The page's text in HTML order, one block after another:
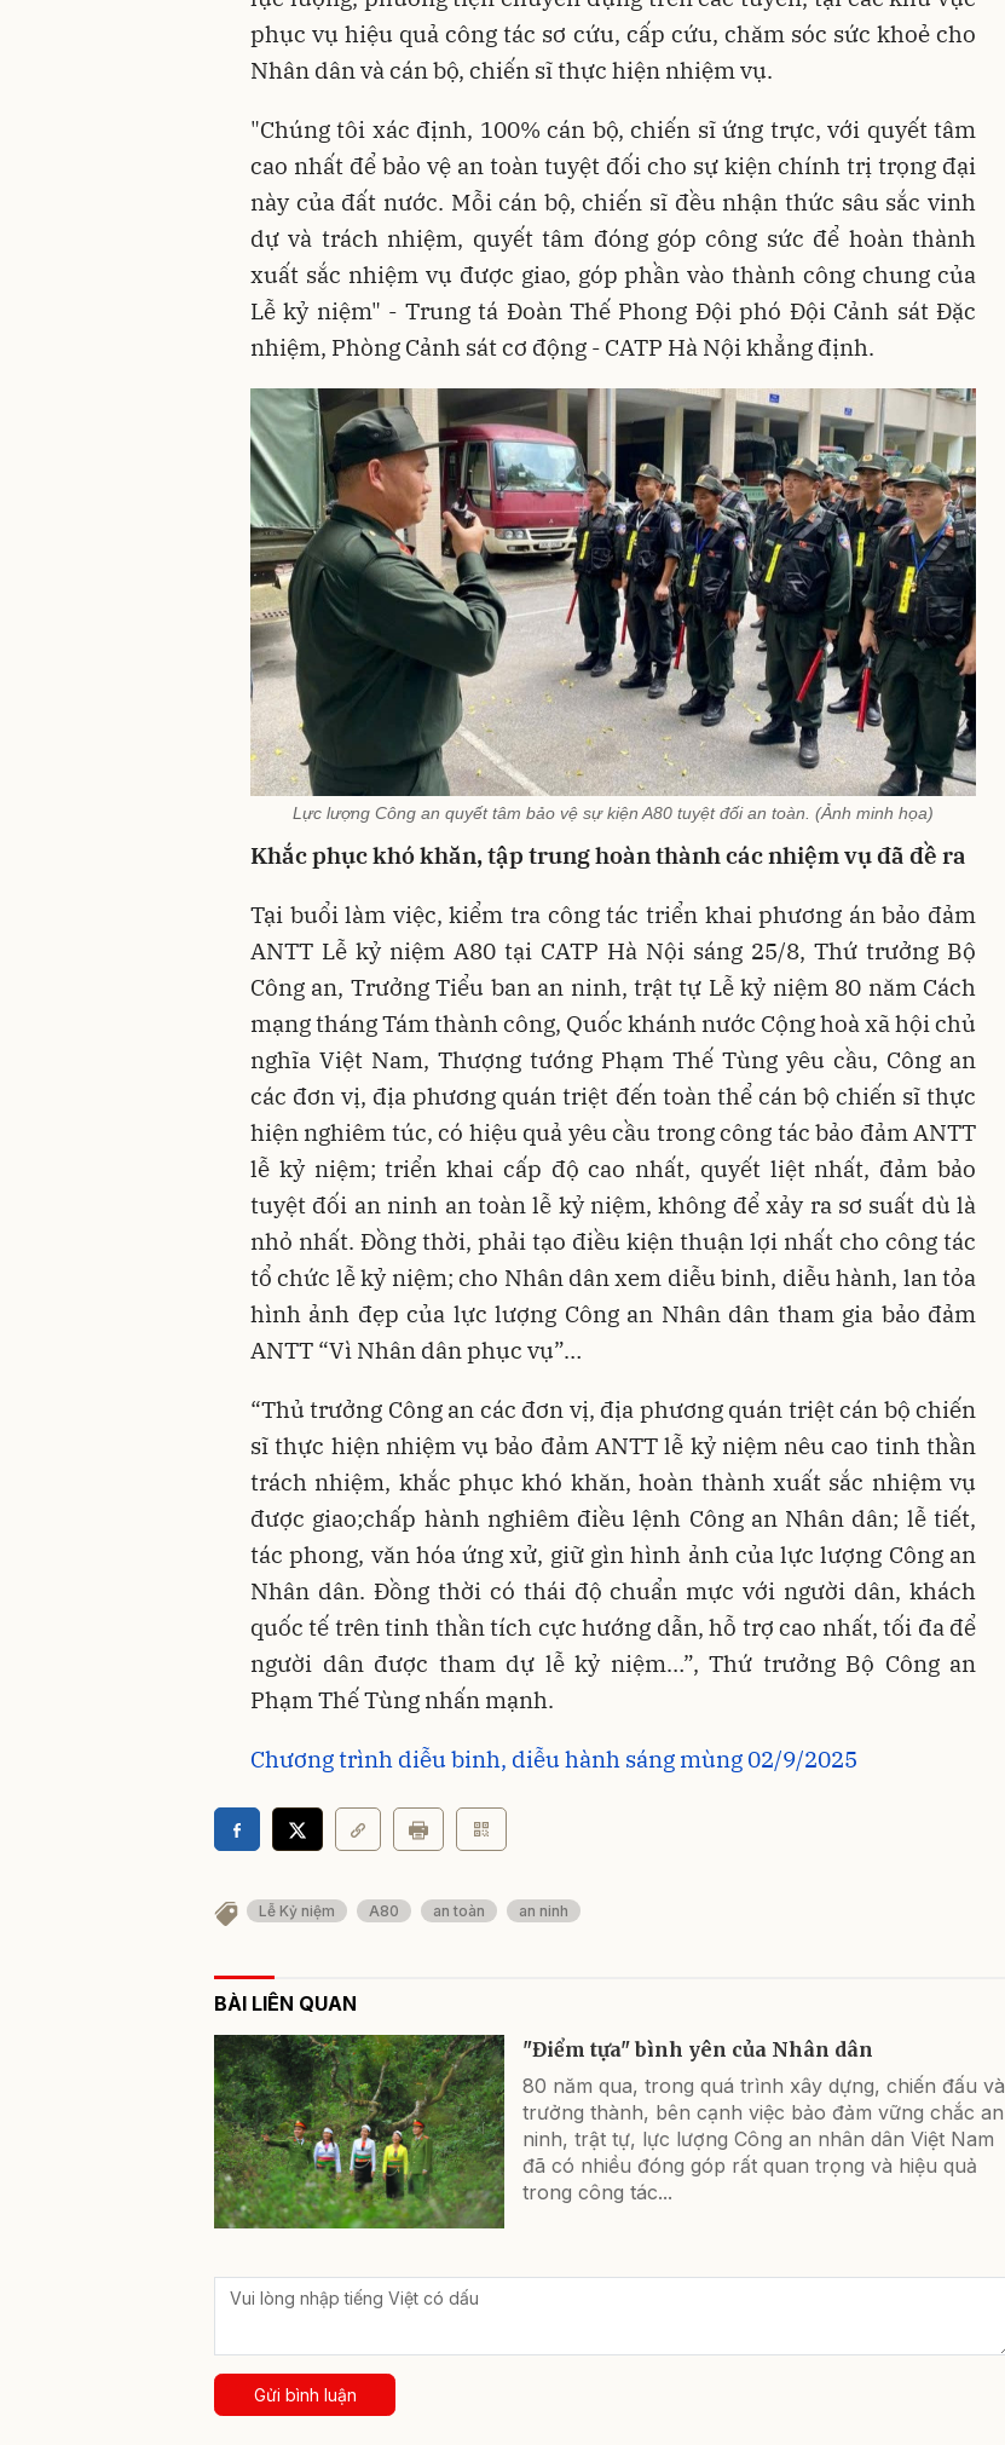
phục vụ hiệu quả công tác sơ cứu, cấp cứu, chăm sóc sức khoẻ cho
Nhân dân và cán bộ, chiến sĩ thực hiện nhiệm vụ.
"Chúng tôi xác định, 100% cán bộ, chiến sĩ ứng trực, với quyết tâm
cao nhất để bảo vệ an toàn tuyệt đối cho sự kiện chính trị trọng đại
này của đất nước. Mỗi cán bộ, chiến sĩ đều nhận thức sâu sắc vinh
dự và trách nhiệm, quyết tâm đóng góp công sức để hoàn thành
xuất sắc nhiệm vụ được giao, góp phần vào thành công chung của
Lễ kỷ niệm" - Trung tá Đoàn Thế Phong Đội phó Đội Cảnh sát Đặc
nhiệm, Phòng Cảnh sát cơ động - CATP Hà Nội khẳng định.
Lực lượng Công an quyết tâm bảo vệ sự kiện A80 tuyệt đối an toàn. (Ảnh minh họa)
Khắc phục khó khăn, tập trung hoàn thành các nhiệm vụ đã đề ra
Tại buổi làm việc, kiểm tra công tác triển khai phương án bảo đảm
ANTT Lễ kỷ niệm A80 tại CATP Hà Nội sáng 25/8, Thứ trưởng Bộ
Công an, Trưởng Tiểu ban an ninh, trật tự Lễ kỷ niệm 80 năm Cách
mạng tháng Tám thành công, Quốc khánh nước Cộng hoà xã hội chủ
nghĩa Việt Nam, Thượng tướng Phạm Thế Tùng yêu cầu, Công an
các đơn vị, địa phương quán triệt đến toàn thể cán bộ chiến sĩ thực
hiện nghiêm túc, có hiệu quả yêu cầu trong công tác bảo đảm ANTT
lễ kỷ niệm; triển khai cấp độ cao nhất, quyết liệt nhất, đảm bảo
tuyệt đối an ninh an toàn lễ kỷ niệm, không để xảy ra sơ suất dù là
nhỏ nhất. Đồng thời, phải tạo điều kiện thuận lợi nhất cho công tác
tổ chức lễ kỷ niệm; cho Nhân dân xem diễu binh, diễu hành, lan tỏa
hình ảnh đẹp của lực lượng Công an Nhân dân tham gia bảo đảm
ANTT “Vì Nhân dân phục vụ”…
“Thủ trưởng Công an các đơn vị, địa phương quán triệt cán bộ chiến
sĩ thực hiện nhiệm vụ bảo đảm ANTT lễ kỷ niệm nêu cao tinh thần
trách nhiệm, khắc phục khó khăn, hoàn thành xuất sắc nhiệm vụ
được giao;chấp hành nghiêm điều lệnh Công an Nhân dân; lễ tiết,
tác phong, văn hóa ứng xử, giữ gìn hình ảnh của lực lượng Công an
Nhân dân. Đồng thời có thái độ chuẩn mực với người dân, khách
quốc tế trên tinh thần tích cực hướng dẫn, hỗ trợ cao nhất, tối đa để
người dân được tham dự lễ kỷ niệm…”, Thứ trưởng Bộ Công an
Phạm Thế Tùng nhấn mạnh.
Chương trình diễu binh, diễu hành sáng mùng 02/9/2025
Lễ Kỷ niệm A80 an toàn an ninh
BÀI LIÊN QUAN
"Điểm tựa" bình yên của Nhân dân
80 năm qua, trong quá trình xây dựng, chiến đấu và
trưởng thành, bên cạnh việc bảo đảm vững chắc an
ninh, trật tự, lực lượng Công an nhân dân Việt Nam
đã có nhiều đóng góp rất quan trọng và hiệu quả
trong công tác...
Gửi bình luận